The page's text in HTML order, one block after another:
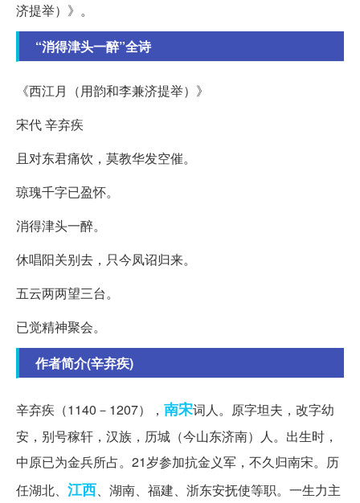
济提举）》。
“消得津头一醉”全诗
《西江月（用韵和李兼济提举）》
宋代 辛弃疾
且对东君痛饮，莫教华发空催。
琼瑰千字已盈怀。
消得津头一醉。
休唱阳关别去，只今凤诏归来。
五云两两望三台。
已觉精神聚会。
作者简介(辛弃疾)
辛弃疾（1140－1207）， 南宋词人。原字坦夫，改字幼
安，别号稼轩，汉族，历城（今山东济南）人。出生时，
中原已为金兵所占。21岁参加抗金义军，不久归南宋。历
任湖北、 江西、湖南、福建、浙东安抚使等职。一生力主